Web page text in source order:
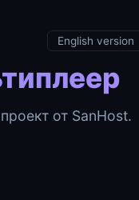
English version
от SanHost.